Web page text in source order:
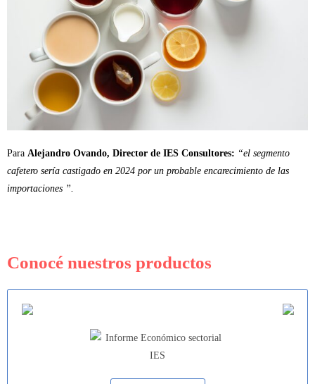
Para Alejandro Ovando, Director de IES Consultores: “el segmento
cafetero sería castigado en 2024 por un probable encarecimiento de las
importaciones ”.
Conocé nuestros productos